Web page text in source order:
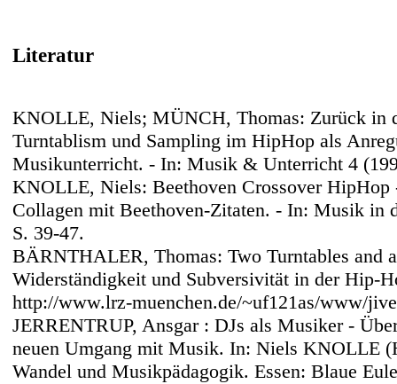
Literatur
KNOLLE, Niels; MÜNCH, Thomas: Zurück in
Turntablism und Sampling im HipHop als
Musikunterricht. - In: Musik & Unterricht 4
KNOLLE, Niels: Beethoven Crossover HipHop
Collagen mit Beethoven-Zitaten. - In: Musik in
S. 39-47.
BÄRNTHALER, Thomas: Two Turntables and
Widerständigkeit und Subversivität in der Hip-
http://www.lrz-muenchen.de/~uf121as/www/
JERRENTRUP, Ansgar : DJs als Musiker -
neuen Umgang mit Musik. In: Niels KNOLLE
Wandel und Musikpädagogik. Essen: Blaue